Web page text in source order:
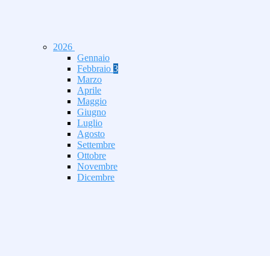
2026
Gennaio
Febbraio 3
Marzo
Aprile
Maggio
Giugno
Luglio
Agosto
Settembre
Ottobre
Novembre
Dicembre